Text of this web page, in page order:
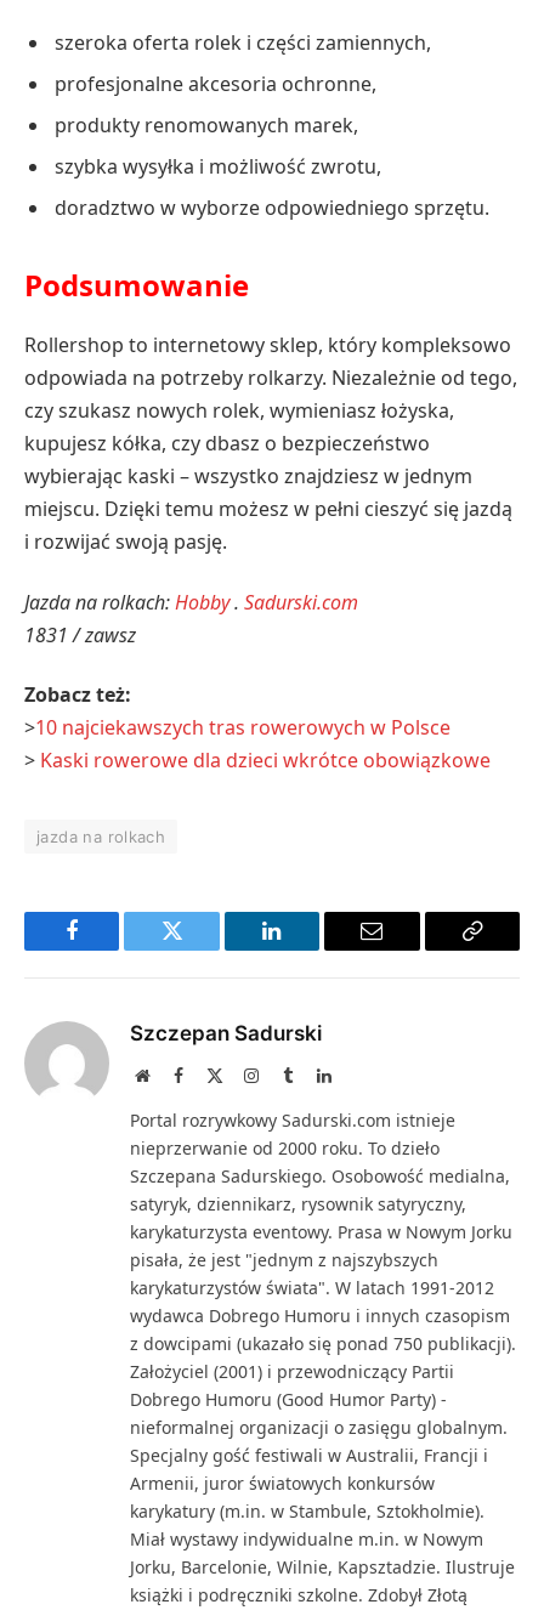
szeroka oferta rolek i części zamiennych,
profesjonalne akcesoria ochronne,
produkty renomowanych marek,
szybka wysyłka i możliwość zwrotu,
doradztwo w wyborze odpowiedniego sprzętu.
Podsumowanie
Rollershop to internetowy sklep, który kompleksowo
odpowiada na potrzeby rolkarzy. Niezależnie od tego,
czy szukasz nowych rolek, wymieniasz łożyska,
kupujesz kółka, czy dbasz o bezpieczeństwo
wybierając kaski – wszystko znajdziesz w jednym
miejscu. Dzięki temu możesz w pełni cieszyć się jazdą
i rozwijać swoją pasję.
Jazda na rolkach:Hobby. Sadurski.com
1831 / zawsz
Zobacz też:
>10 najciekawszych tras rowerowych w Polsce
> Kaski rowerowe dla dzieci wkrótce obowiązkowe
jazda na rolkach
Facebook Twitter LinkedIn Email
Copy
Szczepan Sadurski
WebsiteFacebook Instagram
TumblrLinkedIn
Portal rozrywkowy Sadurski.com istnieje
nieprzerwanie od 2000 roku. To dzieło
Szczepana Sadurskiego. Osobowość medialna,
satyryk, dziennikarz, rysownik satyryczny,
karykaturzysta eventowy. Prasa w Nowym Jorku
pisała, że jest "jednym z najszybszych
karykaturzystów świata". W latach 1991-2012
wydawca Dobrego Humoru i innych czasopism
z dowcipami (ukazało się ponad 750 publikacji).
Założyciel (2001) i przewodniczący Partii
Dobrego Humoru (Good Humor Party) -
nieformalnej organizacji o zasięgu globalnym.
Specjalny gość festiwali w Australii, Francji i
Armenii, juror światowych konkursów
karykatury (m.in. w Stambule, Sztokholmie).
Miał wystawy indywidualne m.in. w Nowym
Jorku, Barcelonie, Wilnie, Kapsztadzie. Ilustruje
książki i podręczniki szkolne. Zdobył Złotą